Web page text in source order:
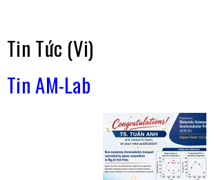
Tin Tức (Vi)
Tin AM-Lab